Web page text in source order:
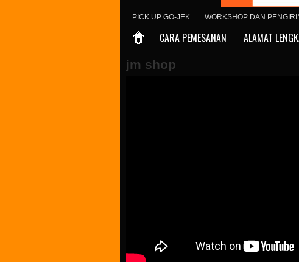
PICK UP GO-JEK WORKSHOP DAN
CARA PEMESANAN ALAMAT
jm shop